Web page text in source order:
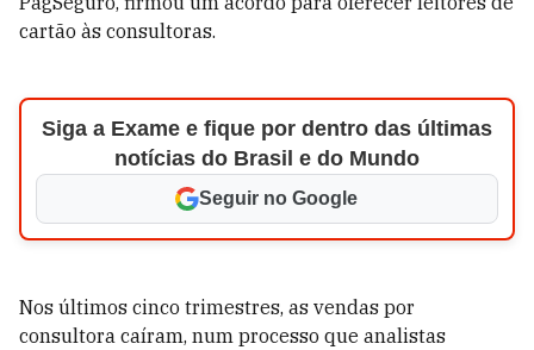
cartão às consultoras.
Siga a Exame e fique por dentro das últimas
notícias do Brasil e do Mundo
Seguir no Google
Nos últimos cinco trimestres, as vendas por
consultora caíram, num processo que analistas